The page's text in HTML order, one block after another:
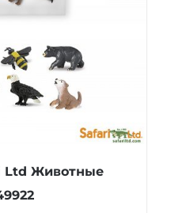
Ltd Животные